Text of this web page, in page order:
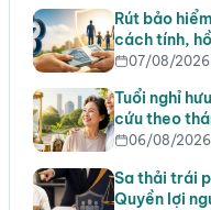
Rút bảo
cách tính,
07/08/2026
Tuổi nghỉ
cứu theo
06/08/2026
Sa thải trái
Quyền lợi